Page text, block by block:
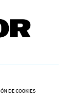
DE COOKIES